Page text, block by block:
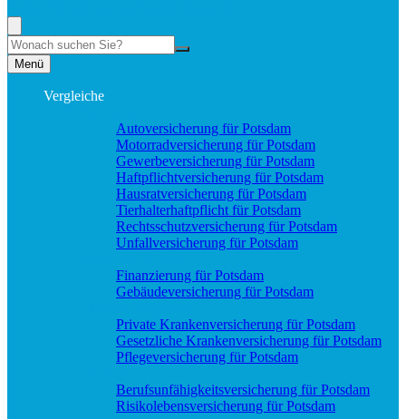
Suche
Menü
Vergleiche
Autoversicherung für Potsdam
Motorradversicherung für Potsdam
Gewerbeversicherung für Potsdam
Haftpflichtversicherung für Potsdam
Hausratversicherung für Potsdam
Tierhalterhaftpflicht für Potsdam
Rechtsschutzversicherung für Potsdam
Unfallversicherung für Potsdam
Finanzierung für Potsdam
Gebäudeversicherung für Potsdam
Private Krankenversicherung für Potsdam
Gesetzliche Krankenversicherung für Potsdam
Pflegeversicherung für Potsdam
Berufs­unfähigkeitsversicherung für Potsdam
Risikolebensversicherung für Potsdam